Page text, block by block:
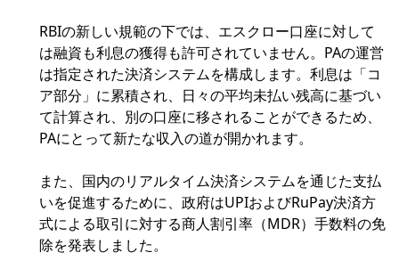
RBIの新しい規範の下では、エスクロー口座に対して
は融資も利息の獲得も許可されていません。PAの運営
は指定された決済システムを構成します。利息は「コ
ア部分」に累積され、日々の平均未払い残高に基づい
て計算され、別の口座に移されることができるため、
PAにとって新たな収入の道が開かれます。
また、国内のリアルタイム決済システムを通じた支払
いを促進するために、政府はUPIおよびRuPay決済方
式による取引に対する商人割引率（MDR）手数料の免
除を発表しました。